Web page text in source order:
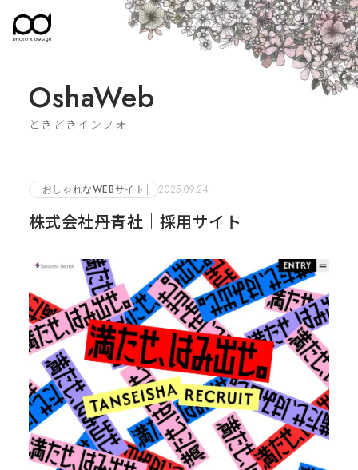
OshaWeb
ときどきインフォ
おしゃれなWEBサイト 2025.09.24
株式会社丹青社｜採用サイト